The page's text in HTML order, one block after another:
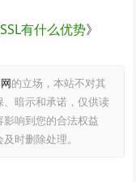
有什么优势》
的立场，本站不对其
暗示和承诺，仅供读
响到您的合法权益
时删除处理。